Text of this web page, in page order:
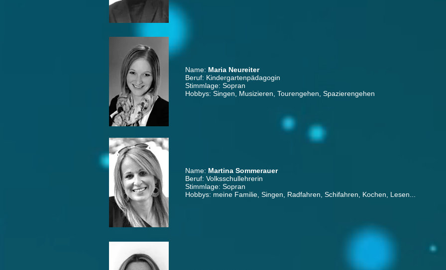
Name: Maria Neureiter
Beruf: Kindergartenpädagogin
Stimmlage: Sopran
Hobbys: Singen, Musizieren, Tourengehen, Spazierengehen
Name: Martina Sommerauer
Beruf: Volksschullehrerin
Stimmlage: Sopran
Hobbys: meine Familie, Singen, Radfahren, Schifahren, Kochen, Lesen...